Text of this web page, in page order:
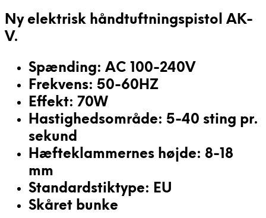
oprindelige
pris
€249,00.
aktuelle
pris
€219,00.
Ny elektrisk håndtuftningspistol AK-
V.
Spænding: AC 100-240V
Frekvens: 50-60HZ
Effekt: 70W
Hastighedsområde: 5-40 sting pr.
sekund
Hæfteklammernes højde: 8-18
mm
Standardstiktype: EU
Skåret bunke